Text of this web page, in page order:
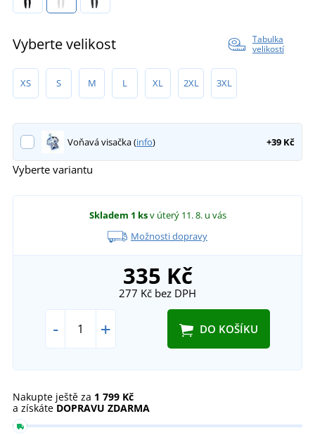
Vyberte velikost
Tabulka
velikostí
XS S M L XL 2XL 3XL
Voňavá visačka (info) +39 Kč
Vyberte variantu
Skladem 1 ksv úterý 11. 8. u vás
Možnosti dopravy
335 Kč
277 Kč bez DPH
- + DO KOŠÍKU
Nakupte ještě za 1 799 Kč
a získáte DOPRAVU ZDARMA